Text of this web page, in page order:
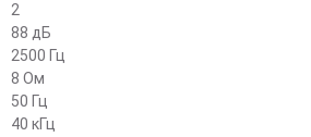
2
88 дБ
2500 Гц
8 Ом
50 Гц
40 кГц